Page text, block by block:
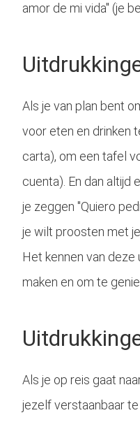
amor de mi vida" (je
Als je van plan bent
voor eten en drinken
carta), om een tafel
cuenta). En dan altijd
je zeggen "Quiero
je wilt proosten met
Het kennen van
maken en om te
Als je op reis gaat
jezelf verstaanbaar